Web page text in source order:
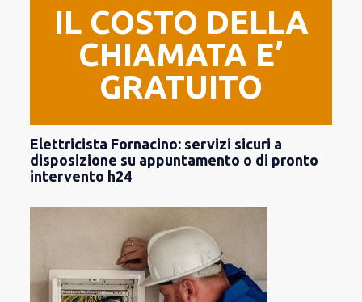
IL COSTO DELLA
CHIAMATA E’
GRATUITO
Elettricista Fornacino: servizi sicuri a
disposizione su appuntamento o di pronto
intervento h24